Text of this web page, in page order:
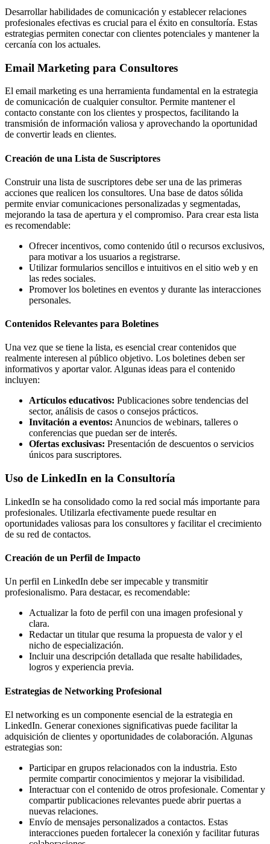
Desarrollar habilidades de comunicación y establecer relaciones
profesionales efectivas es crucial para el éxito en consultoría. Estas
estrategias permiten conectar con clientes potenciales y mantener la
cercanía con los actuales.
Email Marketing para Consultores
El email marketing es una herramienta fundamental en la estrategia
de comunicación de cualquier consultor. Permite mantener el
contacto constante con los clientes y prospectos, facilitando la
transmisión de información valiosa y aprovechando la oportunidad
de convertir leads en clientes.
Creación de una Lista de Suscriptores
Construir una lista de suscriptores debe ser una de las primeras
acciones que realicen los consultores. Una base de datos sólida
permite enviar comunicaciones personalizadas y segmentadas,
mejorando la tasa de apertura y el compromiso. Para crear esta lista
es recomendable:
Ofrecer incentivos, como contenido útil o recursos exclusivos,
para motivar a los usuarios a registrarse.
Utilizar formularios sencillos e intuitivos en el sitio web y en
las redes sociales.
Promover los boletines en eventos y durante las interacciones
personales.
Contenidos Relevantes para Boletines
Una vez que se tiene la lista, es esencial crear contenidos que
realmente interesen al público objetivo. Los boletines deben ser
informativos y aportar valor. Algunas ideas para el contenido
incluyen:
Artículos educativos: Publicaciones sobre tendencias del
sector, análisis de casos o consejos prácticos.
Invitación a eventos: Anuncios de webinars, talleres o
conferencias que puedan ser de interés.
Ofertas exclusivas: Presentación de descuentos o servicios
únicos para suscriptores.
Uso de LinkedIn en la Consultoría
LinkedIn se ha consolidado como la red social más importante para
profesionales. Utilizarla efectivamente puede resultar en
oportunidades valiosas para los consultores y facilitar el crecimiento
de su red de contactos.
Creación de un Perfil de Impacto
Un perfil en LinkedIn debe ser impecable y transmitir
profesionalismo. Para destacar, es recomendable:
Actualizar la foto de perfil con una imagen profesional y
clara.
Redactar un titular que resuma la propuesta de valor y el
nicho de especialización.
Incluir una descripción detallada que resalte habilidades,
logros y experiencia previa.
Estrategias de Networking Profesional
El networking es un componente esencial de la estrategia en
LinkedIn. Generar conexiones significativas puede facilitar la
adquisición de clientes y oportunidades de colaboración. Algunas
estrategias son:
Participar en grupos relacionados con la industria. Esto
permite compartir conocimientos y mejorar la visibilidad.
Interactuar con el contenido de otros profesionale. Comentar y
compartir publicaciones relevantes puede abrir puertas a
nuevas relaciones.
Envío de mensajes personalizados a contactos. Estas
interacciones pueden fortalecer la conexión y facilitar futuras